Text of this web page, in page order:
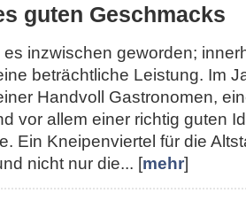
guten Geschmacks
inzwischen geworden;
beträchtliche Leistung. Im
Handvoll Gastronomen,
vor allem einer richtig guten
Ein Kneipenviertel für die
nicht nur die... [mehr]